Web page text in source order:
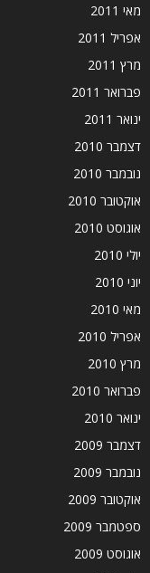
מאי 2011
אפריל 2011
מרץ 2011
פברואר 2011
ינואר 2011
דצמבר 2010
נובמבר 2010
אוקטובר 2010
אוגוסט 2010
יולי 2010
יוני 2010
מאי 2010
אפריל 2010
מרץ 2010
פברואר 2010
ינואר 2010
דצמבר 2009
נובמבר 2009
אוקטובר 2009
ספטמבר 2009
אוגוסט 2009